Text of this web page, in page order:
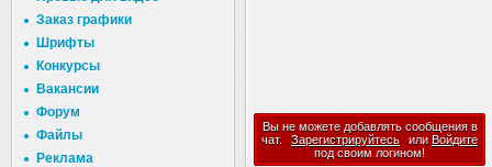
Заказ графики
Шрифты
Конкурсы
Вакансии
Форум
Файлы
Реклама
Вы не можете добавлять сообщения в
чат.
Зарегистрируйтесь или Войдите
под своим логином!